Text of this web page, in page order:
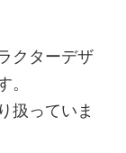
クターデザ
扱っていま